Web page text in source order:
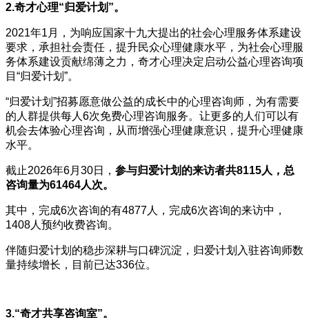
2.奇才心理“归爱计划”。
2021年1月，为响应国家十九大提出的社会心理服务体系建设
要求，承担社会责任，提升民众心理健康水平，为社会心理服
务体系建设贡献绵薄之力，奇才心理决定启动公益心理咨询项
目“归爱计划”。
“归爱计划”招募愿意做公益的成长中的心理咨询师，为有需要
的人群提供每人6次免费心理咨询服务。让更多的人们可以有
机会去体验心理咨询，从而增强心理健康意识，提升心理健康
水平。
截止2026年6月30日， 参与归爱计划的来访者共8115人，总
咨询量为61464人次。
其中，完成6次咨询的有4877人，完成6次咨询的来访中，
1408人预约收费咨询。
伴随归爱计划的稳步深耕与口碑沉淀，归爱计划入驻咨询师数
量持续增长，目前已达336位。
3.“奇才共享咨询室”。